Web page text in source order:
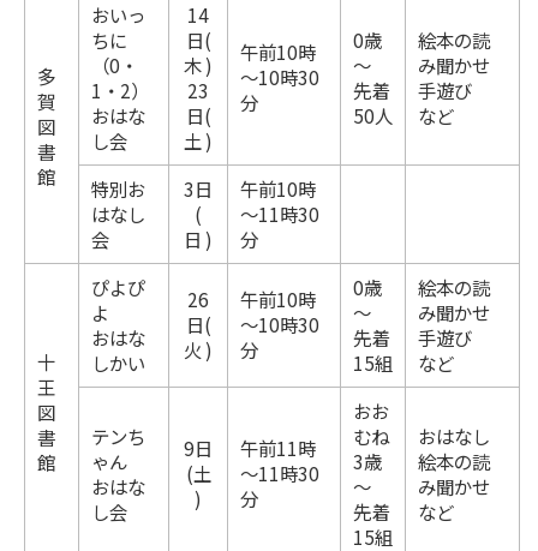
多
賀
図
書
館
おいっ
ちに
（0・
1・2）
おはな
し会
14
日(
木 )
23
日(
土 )
午前10時
～10時30
分
0歳
～
先着
50人
絵本の読
み聞かせ
手遊び
など
特別お
はなし
会
3日
(
日 )
午前10時
～11時30
分
十
王
図
書
館
ぴよぴ
よ
おはな
しかい
26
日(
火 )
午前10時
～10時30
分
0歳
～
先着
15組
絵本の読
み聞かせ
手遊び
など
テンち
ゃん
おはな
し会
9日
(土
)
午前11時
～11時30
分
おお
むね
3歳
～
先着
15組
おはなし
絵本の読
み聞かせ
など